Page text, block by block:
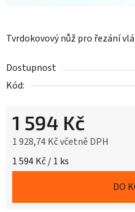
Tvrdokovový nůž pro řezání
Dostupnost
Kód:
1 594 Kč
1 928,74 Kč včetně DPH
Měrná cena:
1 594 Kč / 1 ks
DO